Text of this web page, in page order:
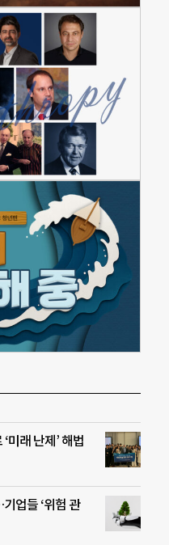
미래 난제’ 해법
업들 ‘위험 관